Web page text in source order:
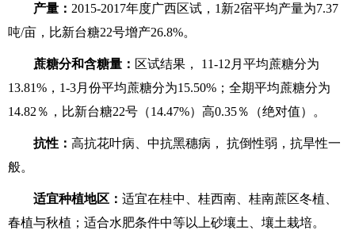
产量： 2015-2017年度广西区试，1新2宿平均产量为7.37
吨/亩，比新台糖22号增产26.8%。
蔗糖分和含糖量： 区试结果， 11-12月平均蔗糖分为
13.81%，1-3月份平均蔗糖分为15.50%；全期平均蔗糖分为
14.82％，比新台糖22号（14.47%）高0.35％（绝对值）。
抗性： 高抗花叶病、中抗黑穗病， 抗倒性弱，抗旱性一
般。
适宜种植地区： 适宜在桂中、桂西南、桂南蔗区冬植、
春植与秋植；适合水肥条件中等以上砂壤土、壤土栽培。